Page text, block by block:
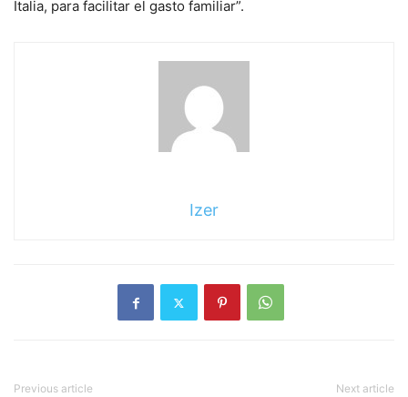
Italia, para facilitar el gasto familiar”.
Izer
Previous article Next article